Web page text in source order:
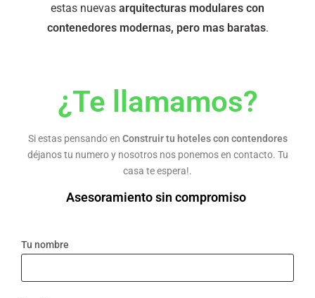
estas nuevas arquitecturas modulares con
contenedores modernas, pero mas baratas.
¿Te llamamos?
Si estas pensando en Construir tu hoteles con contendores
déjanos tu numero y nosotros nos ponemos en contacto. Tu
casa te espera!.
Asesoramiento sin compromiso
Tu nombre